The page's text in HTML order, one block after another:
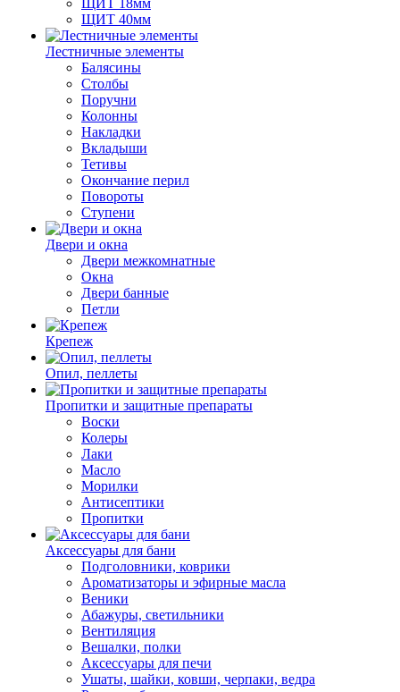
ЩИТ 18мм
ЩИТ 40мм
Лестничные элементы
Балясины
Столбы
Поручни
Колонны
Накладки
Вкладыши
Тетивы
Окончание перил
Повороты
Ступени
Двери и окна
Двери межкомнатные
Окна
Двери банные
Петли
Крепеж
Опил, пеллеты
Пропитки и защитные препараты
Воски
Колеры
Лаки
Масло
Морилки
Антисептики
Пропитки
Аксессуары для бани
Подголовники, коврики
Ароматизаторы и эфирные масла
Веники
Абажуры, светильники
Вентиляция
Вешалки, полки
Аксессуары для печи
Ушаты, шайки, ковши, черпаки, ведра